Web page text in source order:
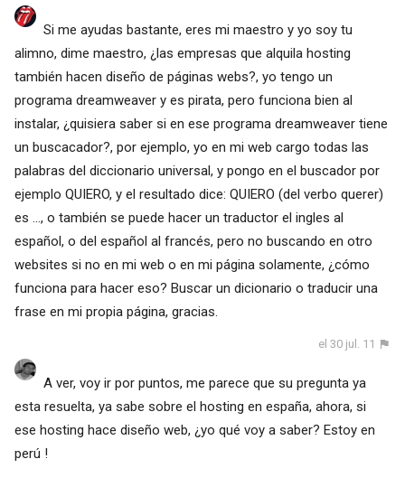
Si me ayudas bastante, eres mi maestro y yo soy tu
alimno, dime maestro, ¿las empresas que alquila hosting
también hacen diseño de páginas webs?, yo tengo un
programa dreamweaver y es pirata, pero funciona bien al
instalar, ¿quisiera saber si en ese programa dreamweaver tiene
un buscacador?, por ejemplo, yo en mi web cargo todas las
palabras del diccionario universal, y pongo en el buscador por
ejemplo QUIERO, y el resultado dice: QUIERO (del verbo querer)
es ..., o también se puede hacer un traductor el ingles al
español, o del español al francés, pero no buscando en otro
websites si no en mi web o en mi página solamente, ¿cómo
funciona para hacer eso? Buscar un dicionario o traducir una
frase en mi propia página, gracias.
el 30 jul. 11
A ver, voy ir por puntos, me parece que su pregunta ya
esta resuelta, ya sabe sobre el hosting en españa, ahora, si
ese hosting hace diseño web, ¿yo qué voy a saber? Estoy en
perú !